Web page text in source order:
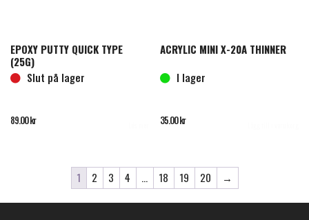
EPOXY PUTTY QUICK TYPE
(25G)
Slut på lager
89.00kr
ACRYLIC MINI X-20A THINNER
I lager
35.00kr
1 2 3 4 … 18 19 20 →